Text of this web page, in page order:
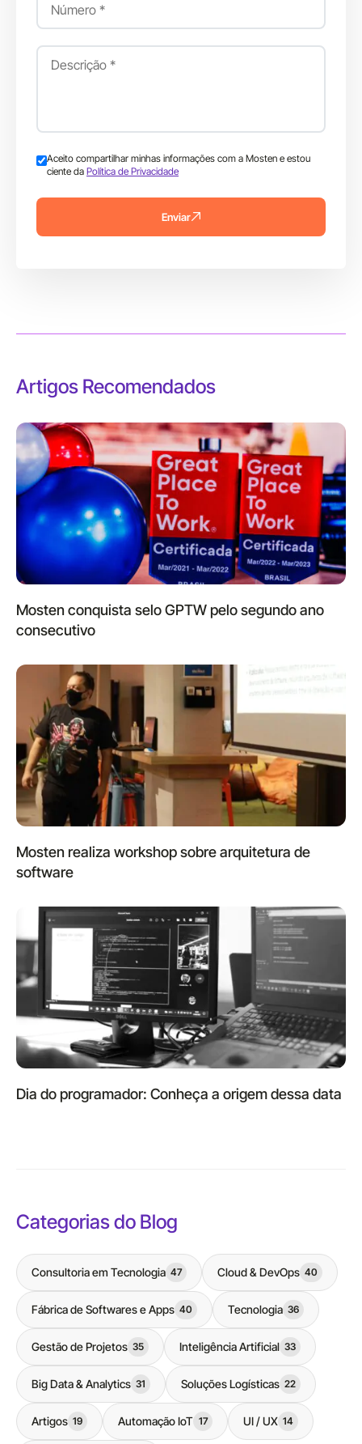
Aceito compartilhar minhas informações com a Mosten e estou
ciente da Política de Privacidade
Enviar
Artigos Recomendados
Mosten conquista selo GPTW pelo segundo ano
consecutivo
Mosten realiza workshop sobre arquitetura de
software
Dia do programador: Conheça a origem dessa data
Categorias do Blog
Consultoria em Tecnologia 47 Cloud & DevOps 40
Fábrica de Softwares e Apps 40 Tecnologia 36
Gestão de Projetos 35 Inteligência Artificial 33
Big Data & Analytics 31 Soluções Logísticas 22
Artigos 19 Automação IoT 17 UI / UX 14